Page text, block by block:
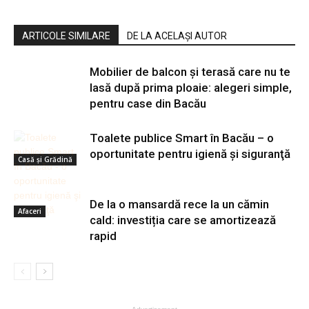
ARTICOLE SIMILARE DE LA ACELAȘI AUTOR
Casă şi Grădină
Mobilier de balcon și terasă care nu te
lasă după prima ploaie: alegeri simple,
pentru case din Bacău
Afaceri
Toalete publice Smart în Bacău – o
oportunitate pentru igienă şi siguranţă
De la o mansardă rece la un cămin
cald: investiția care se amortizează
rapid